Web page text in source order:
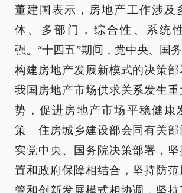
董建国表示，房地产工作涉及
体、多部门，综合性、系统
强。“十四五”期间，党中央、国
构建房地产发展新模式的决策
我国房地产市场供求关系发生
势，促进房地产市场平稳健康
策。住房城乡建设部会同有关
实党中央、国务院决策部署，
置和政府保障相结合，坚持防
管和创新发展模式相协调，坚持